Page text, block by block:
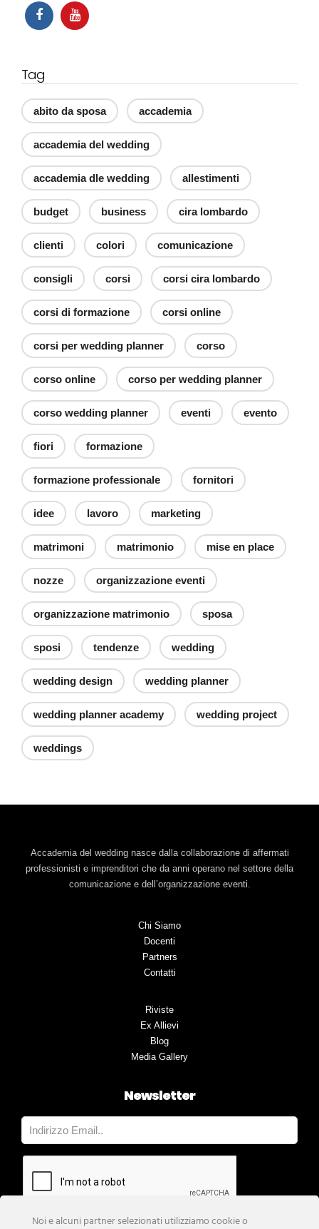
Tag
abito da sposa accademia
accademia del wedding
accademia dle wedding allestimenti
budget business cira lombardo
clienti colori comunicazione
consigli corsi corsi cira lombardo
corsi di formazione corsi online
corsi per wedding planner corso
corso online corso per wedding planner
corso wedding planner eventi evento
fiori formazione
formazione professionale fornitori
idee lavoro marketing
matrimoni matrimonio mise en place
nozze organizzazione eventi
organizzazione matrimonio sposa
sposi tendenze wedding
wedding design wedding planner
wedding planner academy wedding project
weddings
Accademia del wedding nasce dalla collaborazione di affermati
professionisti e imprenditori che da anni operano nel settore della
comunicazione e dell’organizzazione eventi.
Chi Siamo
Docenti
Partners
Contatti
Riviste
Ex Allievi
Blog
Media Gallery
Newsletter
Noi e alcuni partner selezionati utilizziamo cookie o